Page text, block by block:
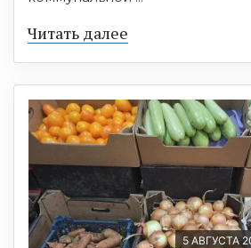
Читать далее
5 АВГУСТА